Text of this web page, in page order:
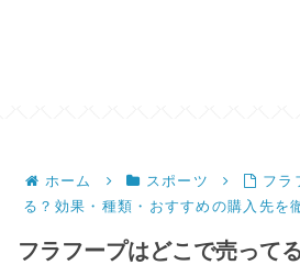
ホーム スポーツ
フラ
る？効果・種類・おすすめの購入先を
フラフープはどこで売って